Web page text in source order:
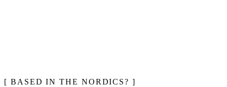
BASED IN THE NORDICS?